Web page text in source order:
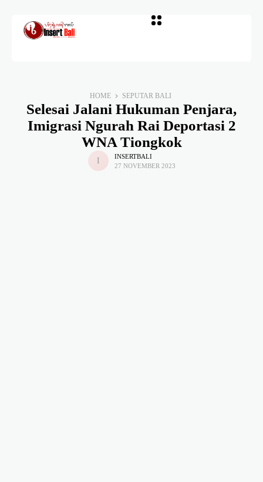
HOME SEPUTAR BALI
Selesai Jalani Hukuman Penjara,
Imigrasi Ngurah Rai Deportasi 2
WNA Tiongkok
INSERTBALI
27 NOVEMBER 2023